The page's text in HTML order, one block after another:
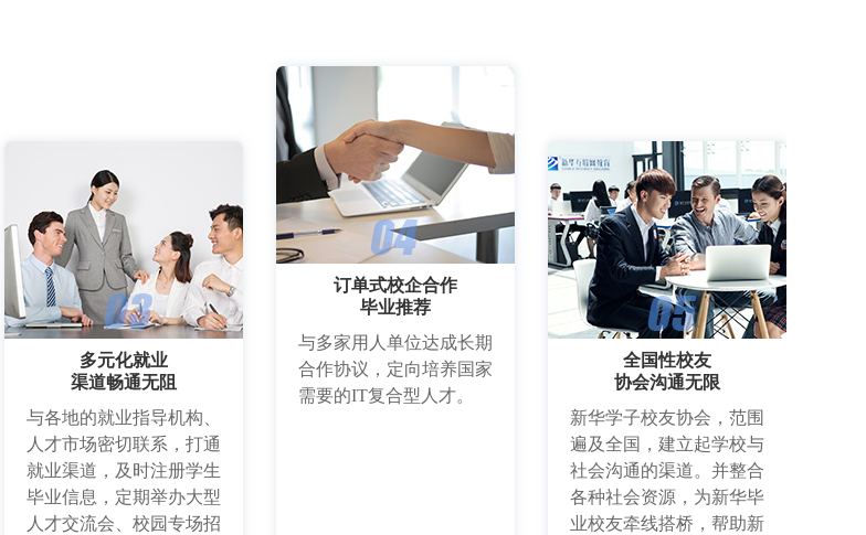
多元化就业
渠道畅通无阻
与各地的就业指导机构、
人才市场密切联系，打通
就业渠道，及时注册学生
毕业信息，定期举办大型
人才交流会、校园专场招
订单式校企合作
毕业推荐
与多家用人单位达成长期
合作协议，定向培养国家
需要的IT复合型人才。
全国性校友
协会沟通无限
新华学子校友协会，范围
遍及全国，建立起学校与
社会沟通的渠道。并整合
各种社会资源，为新华毕
业校友牵线搭桥，帮助新